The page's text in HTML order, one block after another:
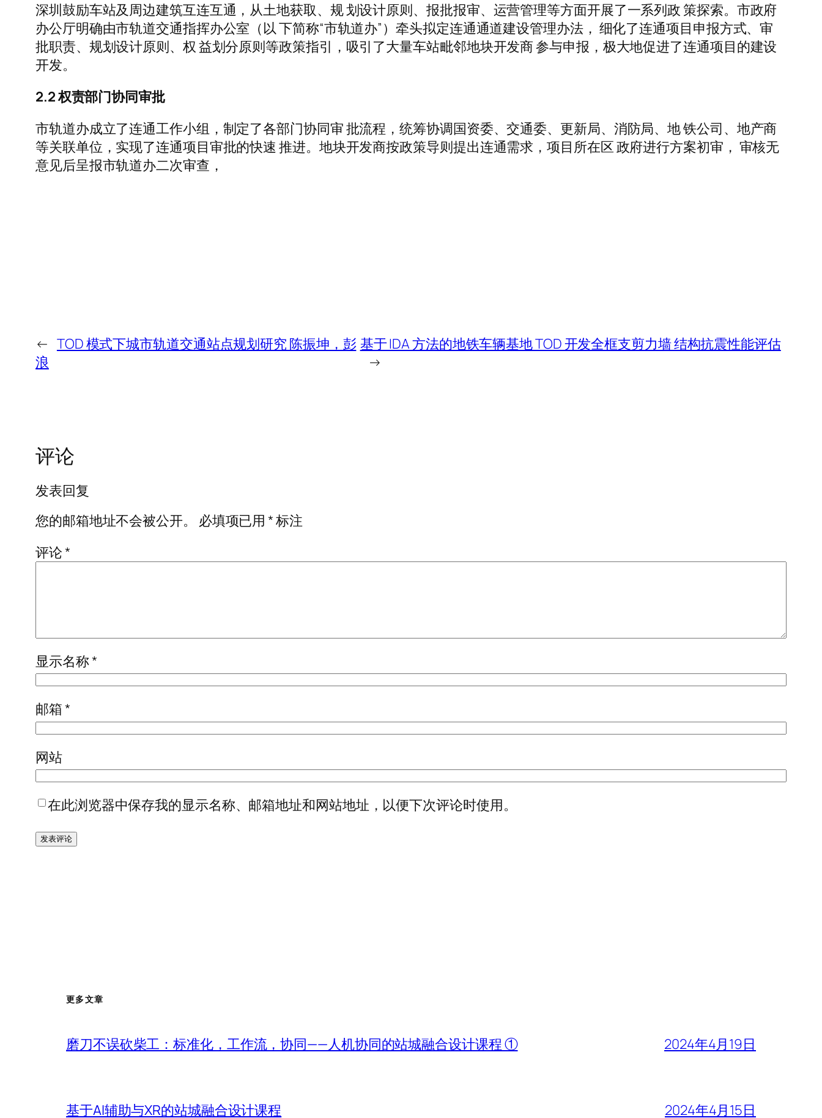
深圳鼓励车站及周边建筑互连互通，从土地获取、规 划设计原则、报批报审、运营管理等方面开展了一系列政 策探索。市政府
办公厅明确由市轨道交通指挥办公室（以 下简称“市轨道办”）牵头拟定连通通道建设管理办法， 细化了连通项目申报方式、审
批职责、规划设计原则、权 益划分原则等政策指引，吸引了大量车站毗邻地块开发商 参与申报，极大地促进了连通项目的建设
开发。
2.2 权责部门协同审批
市轨道办成立了连通工作小组，制定了各部门协同审 批流程，统筹协调国资委、交通委、更新局、消防局、地 铁公司、地产商
等关联单位，实现了连通项目审批的快速 推进。地块开发商按政策导则提出连通需求，项目所在区 政府进行方案初审， 审核无
意见后呈报市轨道办二次审查，
← TOD 模式下城市轨道交通站点规划研究 陈振坤，彭
浪
基于 IDA 方法的地铁车辆基地 TOD 开发全框支剪力墙 结构抗震性能评估
→
评论
发表回复
您的邮箱地址不会被公开。
必填项已用*标注
评论*
显示名称*
邮箱*
网站
在此浏览器中保存我的显示名称、邮箱地址和网站地址，以便下次评论时使用。
更多文章
磨刀不误砍柴工：标准化，工作流，协同——人机协同的站城融合设计课程 ① 2024年4月19日
基于AI辅助与XR的站城融合设计课程 2024年4月15日